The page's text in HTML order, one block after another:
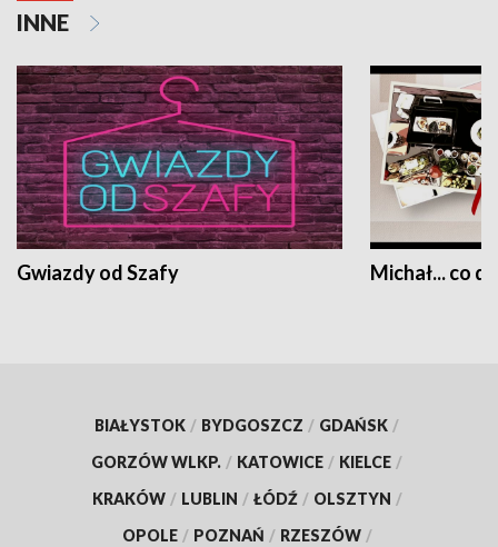
INNE
Gwiazdy od Szafy Michał... co
BIAŁYSTOK / BYDGOSZCZ / GDAŃSK /
GORZÓW WLKP. / KATOWICE / KIELCE /
KRAKÓW / LUBLIN / ŁÓDŹ / OLSZTYN /
OPOLE / POZNAŃ / RZESZÓW /